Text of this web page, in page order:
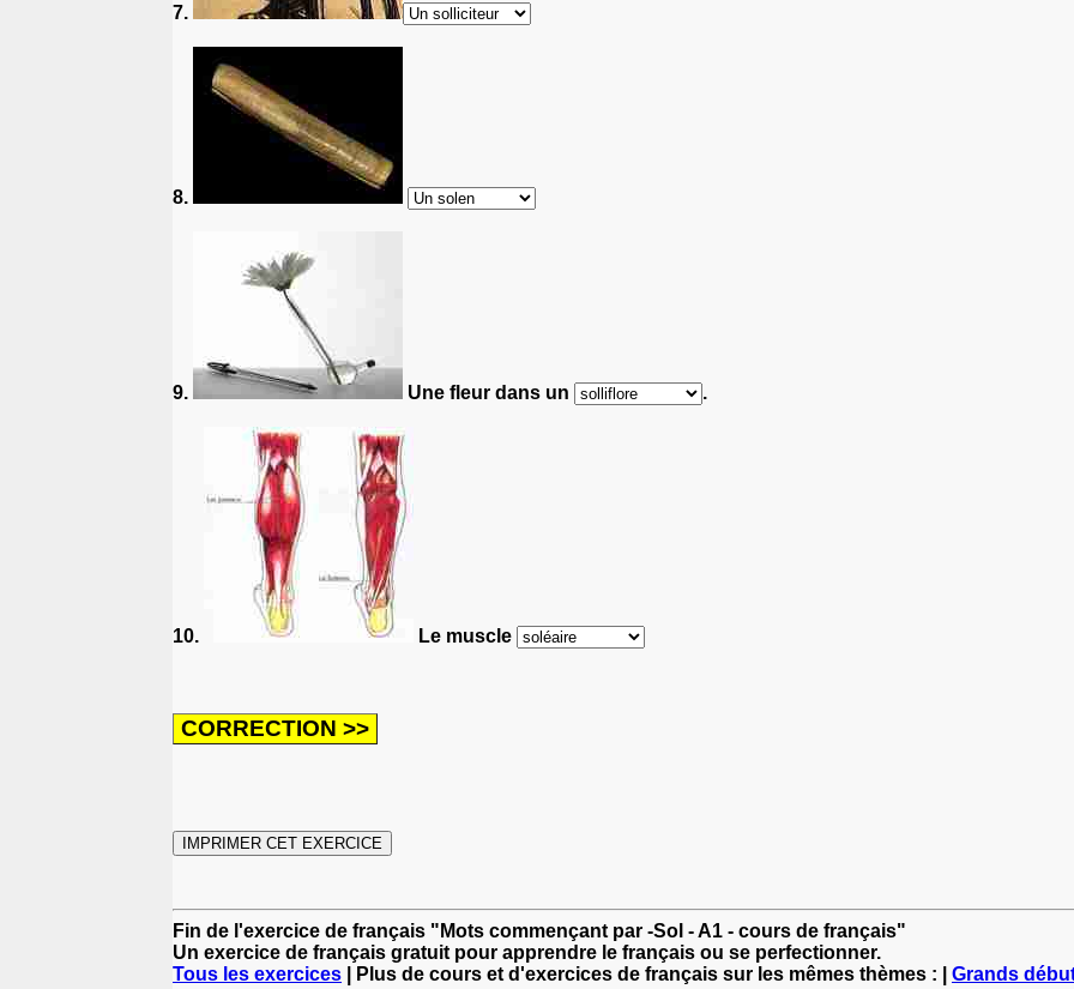
7.
8.
9. Une fleur dans un .
10. Le muscle
Fin de l'exercice de français "Mots commençant par -Sol - A1 - cours de français"
Un exercice de français gratuit pour apprendre le français ou se perfectionner.
Tous les exercices | Plus de cours et d'exercices de français sur les mêmes thèmes : | Grands